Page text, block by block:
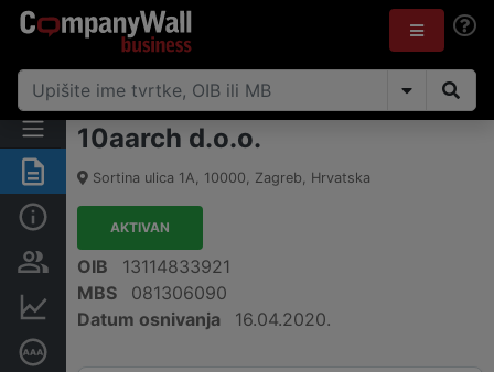
Sažetak
Osobe i vlasništvo
10aarch d.o.o.
Sortina ulica 1A, 10000, Zagreb, Hrvatska
AKTIVAN
OIB
13114833921
MBS
081306090
Datum osnivanja
16.04.2020.